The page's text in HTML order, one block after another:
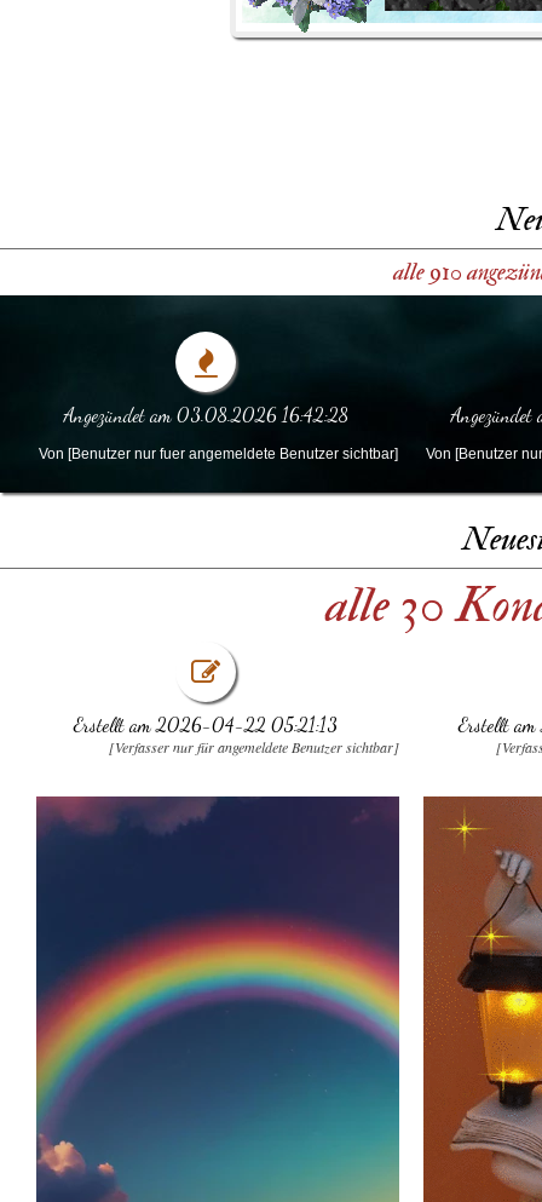
alle 910
Angezündet am 03.08.2026 16:42:28
Von [Benutzer nur fuer angemeldete Benutzer sichtbar] Von [Benutzer
alle 30
Erstellt am 2026-04-22 05:21:13
[Verfasser nur für angemeldete Benutzer sichtbar]
Erstellt